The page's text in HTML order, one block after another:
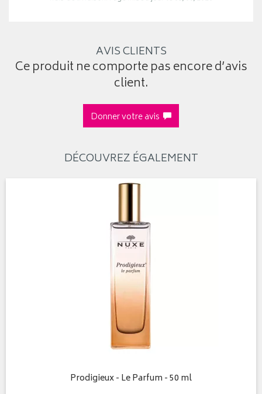
AVIS CLIENTS
Ce produit ne comporte pas encore d’avis
client.
Donner votre avis
DÉCOUVREZ ÉGALEMENT
Prodigieux - Le Parfum - 50 ml